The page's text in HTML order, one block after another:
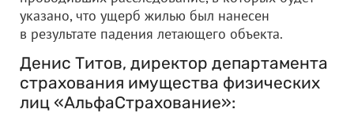
указано, что ущерб жилью был нанесен
в результате падения летающего объекта.
Денис Титов, директор департамента
страхования имущества физических
лиц «АльфаСтрахование»: